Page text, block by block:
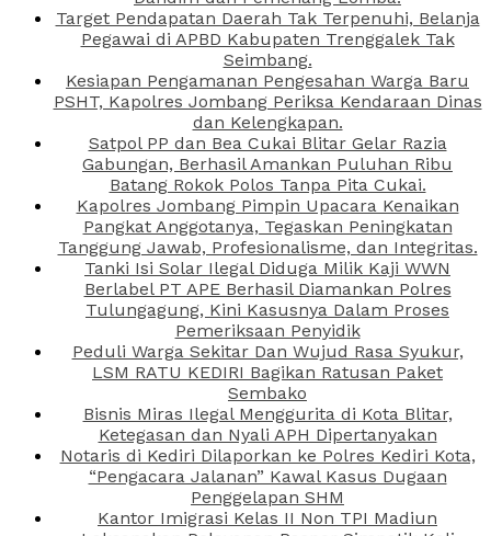
Target Pendapatan Daerah Tak Terpenuhi, Belanja
Pegawai di APBD Kabupaten Trenggalek Tak
Seimbang.
Kesiapan Pengamanan Pengesahan Warga Baru
PSHT, Kapolres Jombang Periksa Kendaraan Dinas
dan Kelengkapan.
Satpol PP dan Bea Cukai Blitar Gelar Razia
Gabungan, Berhasil Amankan Puluhan Ribu
Batang Rokok Polos Tanpa Pita Cukai.
Kapolres Jombang Pimpin Upacara Kenaikan
Pangkat Anggotanya, Tegaskan Peningkatan
Tanggung Jawab, Profesionalisme, dan Integritas.
Tanki Isi Solar Ilegal Diduga Milik Kaji WWN
Berlabel PT APE Berhasil Diamankan Polres
Tulungagung, Kini Kasusnya Dalam Proses
Pemeriksaan Penyidik
Peduli Warga Sekitar Dan Wujud Rasa Syukur,
LSM RATU KEDIRI Bagikan Ratusan Paket
Sembako
Bisnis Miras Ilegal Menggurita di Kota Blitar,
Ketegasan dan Nyali APH Dipertanyakan
Notaris di Kediri Dilaporkan ke Polres Kediri Kota,
“Pengacara Jalanan” Kawal Kasus Dugaan
Penggelapan SHM
Kantor Imigrasi Kelas II Non TPI Madiun